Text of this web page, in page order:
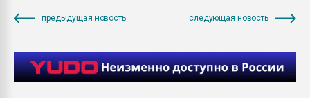
предыдущая новость следующая новость